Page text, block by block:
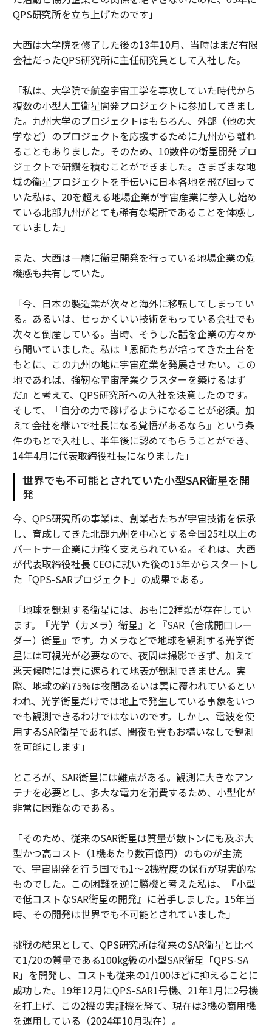
QPS研究所を立ち上げたのです」
大西は大学院を修了した後の13年10月、当時はまだ有限
会社だったQPS研究所に主任研究員として入社した。
「私は、大学院で航空宇宙工学を専攻していた時代から
複数の小型人工衛星開発プロジェクトに参加してきまし
た。九州大学のプロジェクトはもちろん、外部（他の大
学など）のプロジェクトを応援するために九州から離れ
ることもありました。そのため、10数件の衛星開発プロ
ジェクトで研鑽を積むことができました。さまざまな地
域の衛星プロジェクトを手伝いに日本各地を飛び回って
いた私は、20を超える地場企業が宇宙産業に参入し始め
ている北部九州がとても稀有な場所であることを体感し
ていました」
また、大西は一緒に衛星開発を行っている地場企業の危
機感も共有していた。
「今、日本の製造業が次々と海外に移転してしまってい
る。あるいは、せっかくいい技術をもっている会社でも
次々と倒産している。当時、そうした話を企業の方々か
ら聞いていました。私は『恩師たちが培ってきた土台を
もとに、この九州の地に宇宙産業を発展させたい。この
地であれば、強靭な宇宙産業クラスターを築けるはず
だ』と考えて、QPS研究所への入社を決意したのです。
そして、『自分の力で稼げるようになることが必須。加
えて会社を継いで社長になる覚悟があるなら』という条
件のもとで入社し、半年後に認めてもらうことができ、
14年4月に代表取締役社長になりました」
世界でも不可能とされていた小型SAR衛星を開
発
今、QPS研究所の事業は、創業者たちが宇宙技術を伝承
し、育成してきた北部九州を中心とする全国25社以上の
パートナー企業に力強く支えられている。それは、大西
が代表取締役社長 CEOに就いた後の15年からスタートし
た「QPS-SARプロジェクト」の成果である。
「地球を観測する衛星には、おもに2種類が存在してい
ます。『光学（カメラ）衛星』と『SAR（合成開口レー
ダー）衛星』です。カメラなどで地球を観測する光学衛
星には可視光が必要なので、夜間は撮影できず、加えて
悪天候時には雲に遮られて地表が観測できません。実
際、地球の約75%は夜間あるいは雲に覆われているとい
われ、光学衛星だけでは地上で発生している事象をいつ
でも観測できるわけではないのです。しかし、電波を使
用するSAR衛星であれば、闇夜も雲もお構いなしで観測
を可能にします」
ところが、SAR衛星には難点がある。観測に大きなアン
テナを必要とし、多大な電力を消費するため、小型化が
非常に困難なのである。
「そのため、従来のSAR衛星は質量が数トンにも及ぶ大
型かつ高コスト（1機あたり数百億円）のものが主流
で、宇宙開発を行う国でも1～2機程度の保有が現実的な
ものでした。この困難を逆に勝機と考えた私は、『小型
で低コストなSAR衛星の開発』に着手しました。15年当
時、その開発は世界でも不可能とされていました」
挑戦の結果として、QPS研究所は従来のSAR衛星と比べ
て1/20の質量である100kg級の小型SAR衛星「QPS-SA
R」を開発し、コストも従来の1/100ほどに抑えることに
成功した。19年12月にQPS-SAR1号機、21年1月に2号機
を打上げ、この2機の実証機を経て、現在は3機の商用機
を運用している（2024年10月現在）。